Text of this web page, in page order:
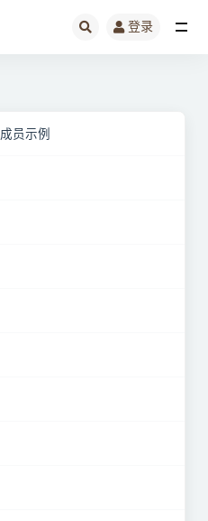
登录
员示例